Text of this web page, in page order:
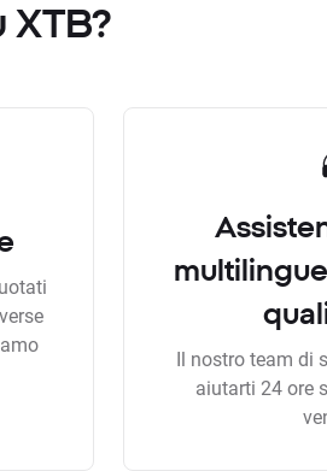
Il nostro team di
aiutarti 24 ore